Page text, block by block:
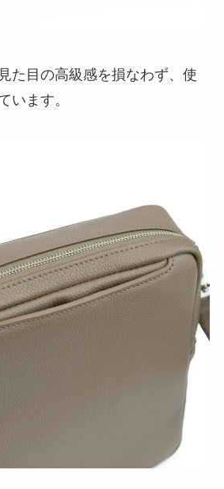
た目の高級感を損なわず、使
います。